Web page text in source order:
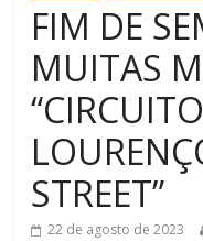
FIM DE
MUITAS
STREET”
22 de agosto de 2023